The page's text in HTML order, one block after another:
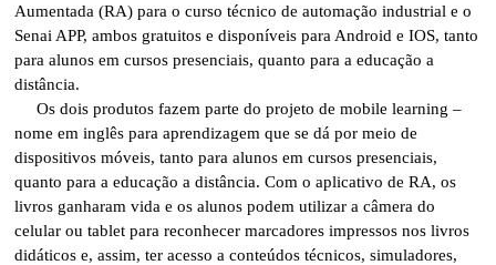
Aumentada (RA) para o curso técnico de automação industrial e o
Senai APP, ambos gratuitos e disponíveis para Android e IOS, tanto
para alunos em cursos presenciais, quanto para a educação a
distância.
Os dois produtos fazem parte do projeto de mobile learning –
nome em inglês para aprendizagem que se dá por meio de
dispositivos móveis, tanto para alunos em cursos presenciais,
quanto para a educação a distância. Com o aplicativo de RA, os
livros ganharam vida e os alunos podem utilizar a câmera do
celular ou tablet para reconhecer marcadores impressos nos livros
didáticos e, assim, ter acesso a conteúdos técnicos, simuladores,